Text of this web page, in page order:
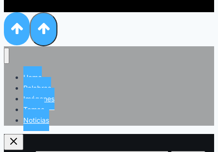
Home
Palabras
Imágenes
Temas
Noticias